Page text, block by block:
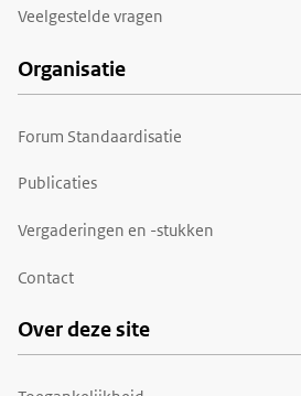
Veelgestelde vragen
Organisatie
Forum Standaardisatie
Publicaties
Vergaderingen en -stukken
Contact
Over deze site